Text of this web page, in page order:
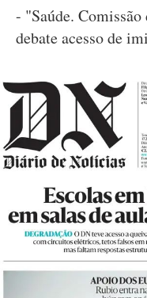
- "Saúde.
debate acesso de